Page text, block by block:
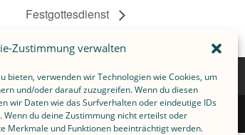
Zustimmung verwalten
bieten, verwenden wir Technologien wie Cookies, um
und/oder darauf zuzugreifen. Wenn du diesen
wir Daten wie das Surfverhalten oder eindeutige IDs
du deine Zustimmung nicht erteilst oder
Merkmale und Funktionen beeinträchtigt werden.
Festgottesdienst